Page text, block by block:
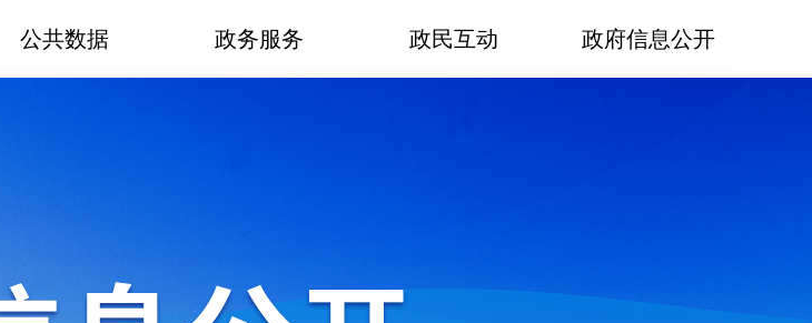
公共数据 政务服务 政民互动 政府信息公开